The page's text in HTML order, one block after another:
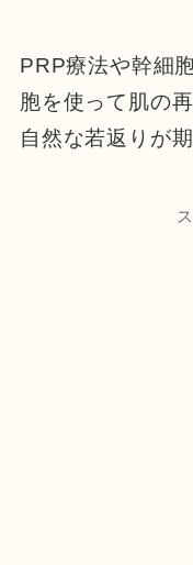
PRP療法や幹細
胞を使って肌の
自然な若返りが